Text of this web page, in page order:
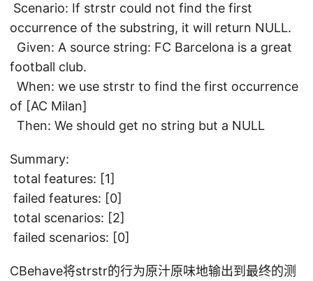
Scenario: If strstr could not find the first
occurrence of the substring, it will return NULL.
Given: A source string: FC Barcelona is a great
football club.
When: we use strstr to find the first occurrence
of [AC Milan]
Then: We should get no string but a NULL
Summary:
total features: [1]
failed features: [0]
total scenarios: [2]
failed scenarios: [0]
CBehave将strstr的行为原汁原味地输出到最终的测